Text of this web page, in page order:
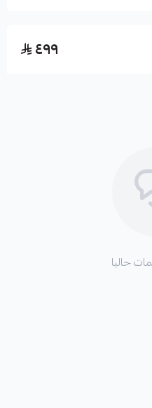
٤٩٩
حاليا